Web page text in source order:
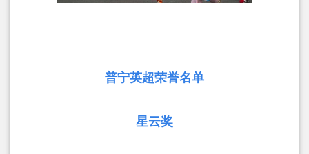
普宁英超荣誉名单
星云奖